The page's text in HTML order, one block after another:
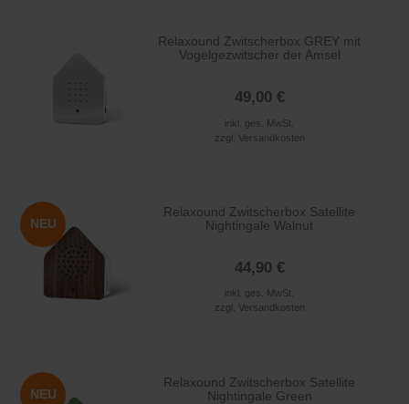
Relaxound Zwitscherbox GREY mit
Vogelgezwitscher der Amsel
49,00 €
inkl. ges. MwSt.
zzgl. Versandkosten
NEU
Relaxound Zwitscherbox Satellite
Nightingale Walnut
44,90 €
inkl. ges. MwSt.
zzgl. Versandkosten
NEU
Relaxound Zwitscherbox Satellite
Nightingale Green